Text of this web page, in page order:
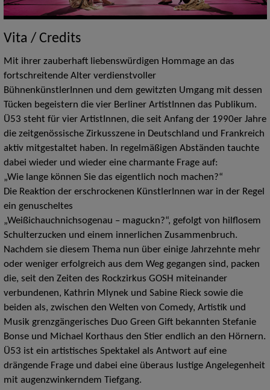
Vita / Credits
Mit ihrer zauberhaft liebenswürdigen Hommage an das
fortschreitende Alter verdienstvoller
BühnenkünstlerInnen und dem gewitzten Umgang mit dessen
Tücken begeistern die vier Berliner ArtistInnen das Publikum.
Ü53 steht für vier ArtistInnen, die seit Anfang der 1990er Jahre
die zeitgenössische Zirkusszene in Deutschland und Frankreich
aktiv mitgestaltet haben. In regelmäßigen Abständen tauchte
dabei wieder und wieder eine charmante Frage auf:
„Wie lange können Sie das eigentlich noch machen?“
Die Reaktion der erschrockenen KünstlerInnen war in der Regel
ein genuscheltes
„Weißichauchnichsogenau – maguckn?“, gefolgt von hilflosem
Schulterzucken und einem innerlichen Zusammenbruch.
Nachdem sie diesem Thema nun über einige Jahrzehnte mehr
oder weniger erfolgreich aus dem Weg gegangen sind, packen
die, seit den Zeiten des Rockzirkus GOSH miteinander
verbundenen, Kathrin Mlynek und Sabine Rieck sowie die
beiden als, zwischen den Welten von Comedy, Artistik und
Musik grenzgängerisches Duo Green Gift bekannten Stefanie
Bonse und Michael Korthaus den Stier endlich an den Hörnern.
Ü53 ist ein artistisches Spektakel als Antwort auf eine
drängende Frage und dabei eine überaus lustige Angelegenheit
mit augenzwinkerndem Tiefgang.